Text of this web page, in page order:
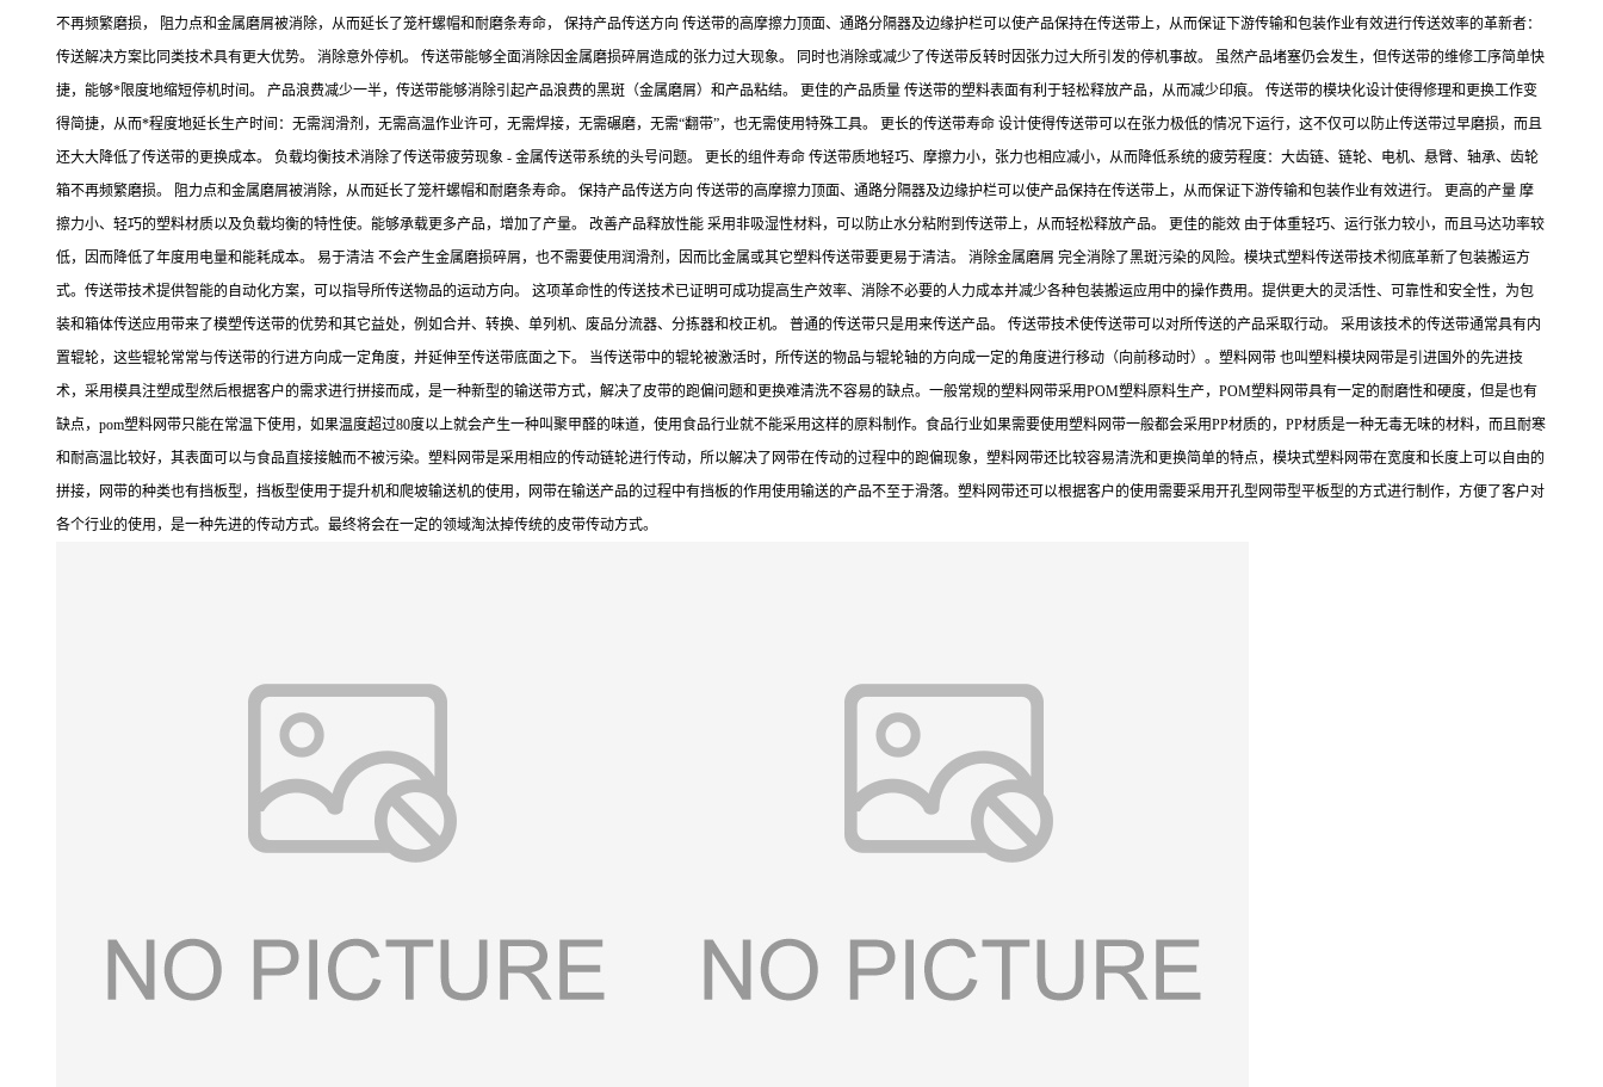
不再频繁磨损， 阻力点和金属磨屑被消除，从而延长了笼杆螺帽和耐磨条寿命， 保持产品传送方向 传送带的高摩擦力顶面、通路分隔器及边缘护栏可以使产品保持在传送带上，从而保证下游传输和包装作业有效进行传送效率的革新者：
传送解决方案比同类技术具有更大优势。 消除意外停机。 传送带能够全面消除因金属磨损碎屑造成的张力过大现象。 同时也消除或减少了传送带反转时因张力过大所引发的停机事故。 虽然产品堵塞仍会发生，但传送带的维修工序简单快
捷，能够*限度地缩短停机时间。 产品浪费减少一半，传送带能够消除引起产品浪费的黑斑（金属磨屑）和产品粘结。 更佳的产品质量 传送带的塑料表面有利于轻松释放产品，从而减少印痕。 传送带的模块化设计使得修理和更换工作变
得简捷，从而*程度地延长生产时间：无需润滑剂，无需高温作业许可，无需焊接，无需碾磨，无需“翻带”，也无需使用特殊工具。 更长的传送带寿命 设计使得传送带可以在张力极低的情况下运行，这不仅可以防止传送带过早磨损，而且
还大大降低了传送带的更换成本。 负载均衡技术消除了传送带疲劳现象 - 金属传送带系统的头号问题。 更长的组件寿命 传送带质地轻巧、摩擦力小，张力也相应减小，从而降低系统的疲劳程度：大齿链、链轮、电机、悬臂、轴承、齿轮
箱不再频繁磨损。 阻力点和金属磨屑被消除，从而延长了笼杆螺帽和耐磨条寿命。 保持产品传送方向 传送带的高摩擦力顶面、通路分隔器及边缘护栏可以使产品保持在传送带上，从而保证下游传输和包装作业有效进行。 更高的产量 摩
擦力小、轻巧的塑料材质以及负载均衡的特性使。能够承载更多产品，增加了产量。 改善产品释放性能 采用非吸湿性材料，可以防止水分粘附到传送带上，从而轻松释放产品。 更佳的能效 由于体重轻巧、运行张力较小，而且马达功率较
低，因而降低了年度用电量和能耗成本。 易于清洁 不会产生金属磨损碎屑，也不需要使用润滑剂，因而比金属或其它塑料传送带要更易于清洁。 消除金属磨屑 完全消除了黑斑污染的风险。模块式塑料传送带技术彻底革新了包装搬运方
式。传送带技术提供智能的自动化方案，可以指导所传送物品的运动方向。 这项革命性的传送技术已证明可成功提高生产效率、消除不必要的人力成本并减少各种包装搬运应用中的操作费用。提供更大的灵活性、可靠性和安全性，为包
装和箱体传送应用带来了模塑传送带的优势和其它益处，例如合并、转换、单列机、废品分流器、分拣器和校正机。 普通的传送带只是用来传送产品。 传送带技术使传送带可以对所传送的产品采取行动。 采用该技术的传送带通常具有内
置辊轮，这些辊轮常常与传送带的行进方向成一定角度，并延伸至传送带底面之下。 当传送带中的辊轮被激活时，所传送的物品与辊轮轴的方向成一定的角度进行移动（向前移动时）。塑料网带 也叫塑料模块网带是引进国外的先进技
术，采用模具注塑成型然后根据客户的需求进行拼接而成，是一种新型的输送带方式，解决了皮带的跑偏问题和更换难清洗不容易的缺点。一般常规的塑料网带采用POM塑料原料生产，POM塑料网带具有一定的耐磨性和硬度，但是也有
缺点，pom塑料网带只能在常温下使用，如果温度超过80度以上就会产生一种叫聚甲醛的味道，使用食品行业就不能采用这样的原料制作。食品行业如果需要使用塑料网带一般都会采用PP材质的，PP材质是一种无毒无味的材料，而且耐寒
和耐高温比较好，其表面可以与食品直接接触而不被污染。塑料网带是采用相应的传动链轮进行传动，所以解决了网带在传动的过程中的跑偏现象，塑料网带还比较容易清洗和更换简单的特点，模块式塑料网带在宽度和长度上可以自由的
拼接，网带的种类也有挡板型，挡板型使用于提升机和爬坡输送机的使用，网带在输送产品的过程中有挡板的作用使用输送的产品不至于滑落。塑料网带还可以根据客户的使用需要采用开孔型网带型平板型的方式进行制作，方便了客户对
各个行业的使用，是一种先进的传动方式。最终将会在一定的领域淘汰掉传统的皮带传动方式。